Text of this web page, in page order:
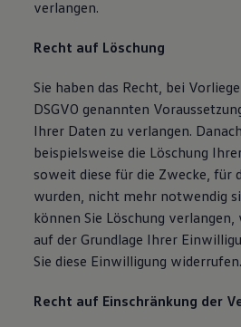
verlangen.
Recht auf Löschung
Sie haben das Recht, bei
DSGVO genannten
Ihrer Daten zu verlangen.
beispielsweise die Löschung
soweit diese für die Zwecke, für
wurden, nicht mehr notwendig
können Sie Löschung
auf der Grundlage Ihrer
Sie diese Einwilligung widerrufen.
Recht auf Einschränkung der